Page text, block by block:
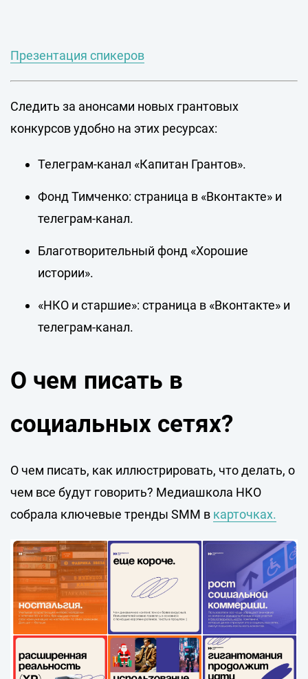
Презентация спикеров
Следить за анонсами новых грантовых
конкурсов удобно на этих ресурсах:
Телеграм-канал «Капитан Грантов».
Фонд Тимченко: страница в «Вконтакте» и
телеграм-канал.
Благотворительный фонд «Хорошие
истории».
«НКО и старшие»: страница в «Вконтакте» и
телеграм-канал.
О чем писать в
социальных сетях?
О чем писать, как иллюстрировать, что делать, о
чем все будут говорить? Медиашкола НКО
собрала ключевые тренды SMM в карточках.